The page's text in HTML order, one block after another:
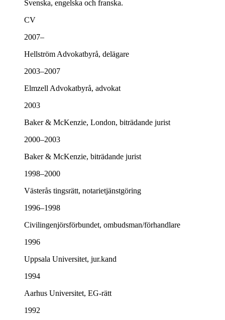
Svenska, engelska och franska.
CV
2007–
Hellström Advokatbyrå, delägare
2003–2007
Elmzell Advokatbyrå, advokat
2003
Baker & McKenzie, London, biträdande jurist
2000–2003
Baker & McKenzie, biträdande jurist
1998–2000
Västerås tingsrätt, notarietjänstgöring
1996–1998
Civilingenjörsförbundet, ombudsman/förhandlare
1996
Uppsala Universitet, jur.kand
1994
Aarhus Universitet, EG-rätt
1992